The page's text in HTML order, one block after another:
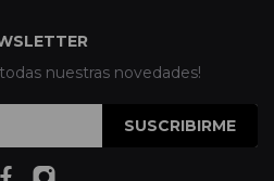
nuestras novedades!
SUSCRIBIRME